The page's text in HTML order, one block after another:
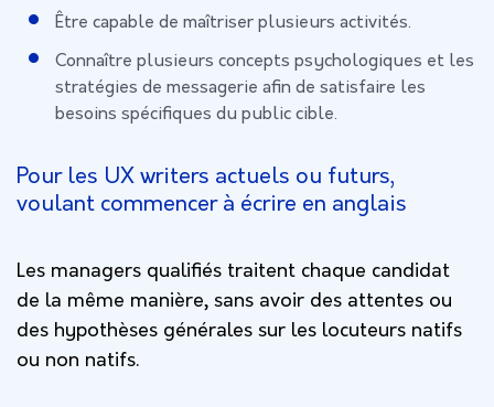
Être capable de maîtriser plusieurs activités.
Connaître plusieurs concepts psychologiques et les
stratégies de messagerie afin de satisfaire les
besoins spécifiques du public cible.
Pour les UX writers actuels ou futurs,
voulant commencer à écrire en anglais
Les managers qualifiés traitent chaque candidat
de la même manière, sans avoir des attentes ou
des hypothèses générales sur les locuteurs natifs
ou non natifs.